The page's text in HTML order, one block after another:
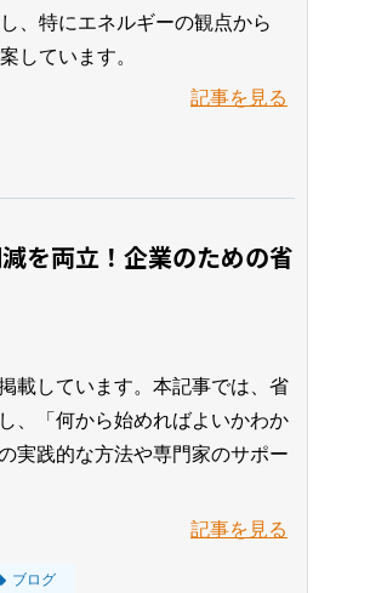
、特にエネルギーの観点から
しています。
記事を見る
を両立！企業のための省
載しています。本記事では、省
、「何から始めればよいかわか
実践的な方法や専門家のサポー
記事を見る
ブログ